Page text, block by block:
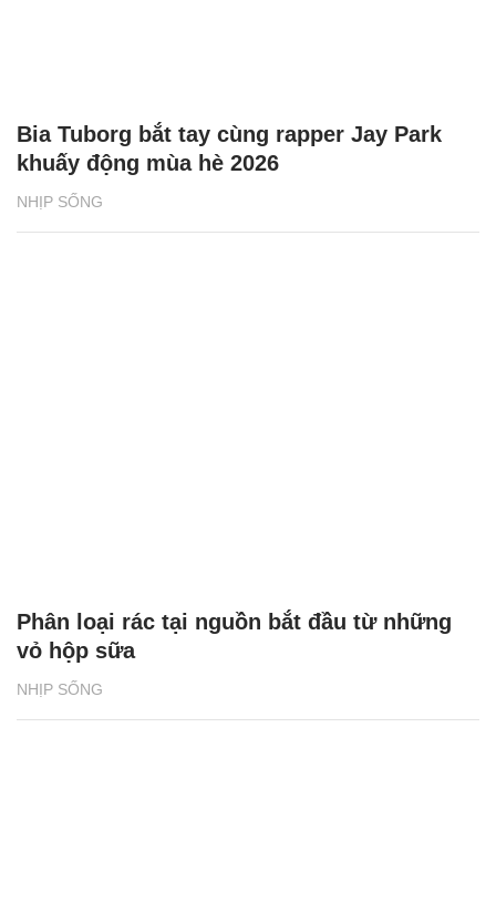
NHỊP SỐNG
Bia Tuborg bắt tay cùng rapper Jay Park
khuấy động mùa hè 2026
NHỊP SỐNG
Phân loại rác tại nguồn bắt đầu từ những
vỏ hộp sữa